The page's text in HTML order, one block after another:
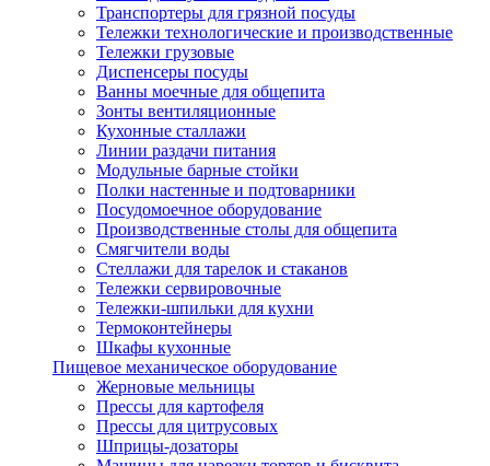
Транспортеры для грязной посуды
Тележки технологические и производственные
Тележки грузовые
Диспенсеры посуды
Ванны моечные для общепита
Зонты вентиляционные
Кухонные сталлажи
Линии раздачи питания
Модульные барные стойки
Полки настенные и подтоварники
Посудомоечное оборудование
Производственные столы для общепита
Смягчители воды
Стеллажи для тарелок и стаканов
Тележки сервировочные
Тележки-шпильки для кухни
Термоконтейнеры
Шкафы кухонные
Пищевое механическое оборудование
Жерновые мельницы
Прессы для картофеля
Прессы для цитрусовых
Шприцы-дозаторы